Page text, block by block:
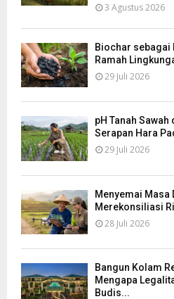
3 Agustus 2026
Biochar sebagai
Ramah
29 Juli 2026
pH Tanah
Serapan Hara
29 Juli 2026
Menyemai Masa
Merekonsiliasi
28 Juli 2026
Bangun Kolam
Mengapa
Budis...